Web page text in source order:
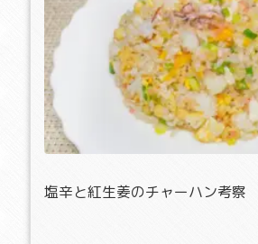
塩辛と紅生姜のチャーハン考察
塩辛と